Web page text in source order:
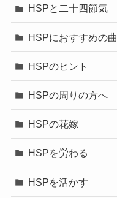
HSPと二十四節気
HSPにおすすめの曲
HSPのヒント
HSPの周りの方へ
HSPの花嫁
HSPを労わる
HSPを活かす